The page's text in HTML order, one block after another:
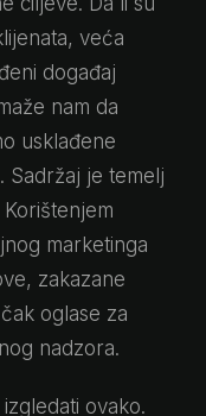
veća
događaj
nam da
usklađene
Sadržaj je temelj
marketinga
zakazane
oglase za
nadzora.
ovako.